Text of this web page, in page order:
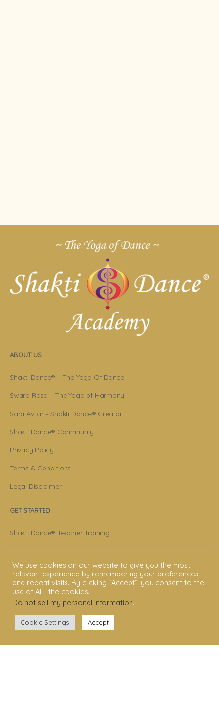
ABOUT US
Shakti Dance® – The Yoga Of Dance
Swara Rasa – The Yoga of Harmony
Sara Avtar – Shakti Dance® Creator
Shakti Dance® Community
Privacy Policy
Terms & Conditions
Legal Disclaimer
GET STARTED
Shakti Dance® Teacher Training
Shakti Dance® Online Classes
CONNECT WITH US
Help
We use cookies on our website to give you the most
relevant experience by remembering your preferences
and repeat visits. By clicking “Accept”, you consent to the
use of ALL the cookies.
Do not sell my personal information.
Cookie Settings Accept